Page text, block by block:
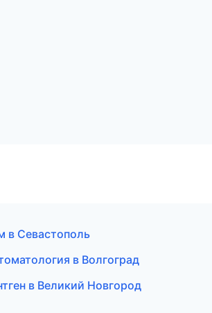
в Севастополь
в Волгоград
в Великий Новгород